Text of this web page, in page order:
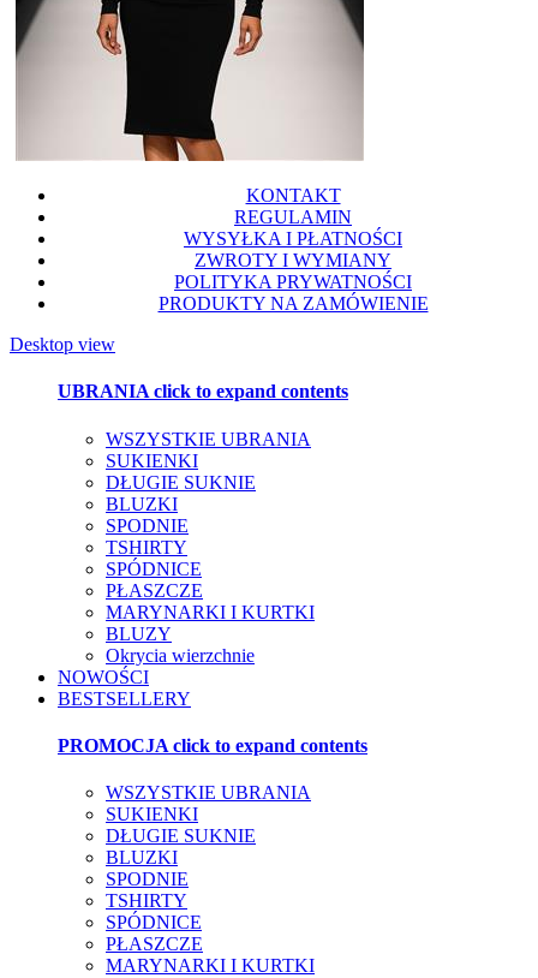
KONTAKT
REGULAMIN
WYSYŁKA I PŁATNOŚCI
ZWROTY I WYMIANY
POLITYKA PRYWATNOŚCI
PRODUKTY NA ZAMÓWIENIE
Desktop view
UBRANIAclick to expand contents
WSZYSTKIE UBRANIA
SUKIENKI
DŁUGIE SUKNIE
BLUZKI
SPODNIE
TSHIRTY
SPÓDNICE
PŁASZCZE
MARYNARKI I KURTKI
BLUZY
Okrycia wierzchnie
NOWOŚCI
BESTSELLERY
PROMOCJA click to expand contents
WSZYSTKIE UBRANIA
SUKIENKI
DŁUGIE SUKNIE
BLUZKI
SPODNIE
TSHIRTY
SPÓDNICE
PŁASZCZE
MARYNARKI I KURTKI